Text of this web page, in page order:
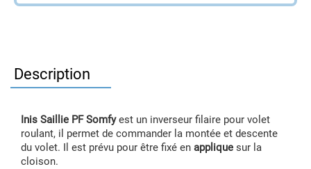
Description
Inis Saillie PF Somfyest un inverseur filaire pour volet
roulant, il permet de commander la montée et descente
du volet. Il est prévu pour être fixé en applique sur la
cloison.